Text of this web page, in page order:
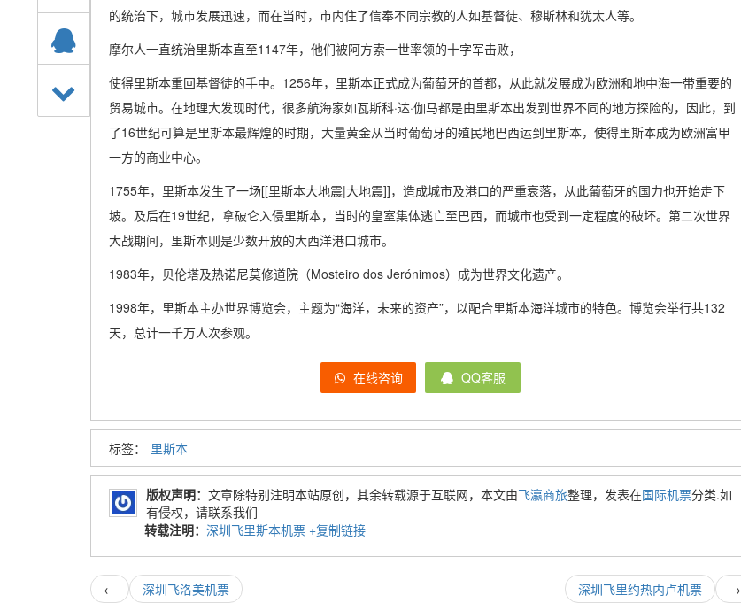
的统治下，城市发展迅速，而在当时，市内住了信奉不同宗教的人如基督徒、穆斯林和犹太人等。
摩尔人一直统治里斯本直至1147年，他们被阿方索一世率领的十字军击败，
使得里斯本重回基督徒的手中。1256年，里斯本正式成为葡萄牙的首都，从此就发展成为欧洲和地中海一带重要的
贸易城市。在地理大发现时代，很多航海家如瓦斯科·达·伽马都是由里斯本出发到世界不同的地方探险的，因此，到
了16世纪可算是里斯本最辉煌的时期，大量黄金从当时葡萄牙的殖民地巴西运到里斯本，使得里斯本成为欧洲富甲
一方的商业中心。
1755年，里斯本发生了一场[[里斯本大地震|大地震]]，造成城市及港口的严重衰落，从此葡萄牙的国力也开始走下
坡。及后在19世纪，拿破仑入侵里斯本，当时的皇室集体逃亡至巴西，而城市也受到一定程度的破坏。第二次世界
大战期间，里斯本则是少数开放的大西洋港口城市。
1983年，贝伦塔及热诺尼莫修道院（Mosteiro dos Jerónimos）成为世界文化遗产。
1998年，里斯本主办世界博览会，主题为“海洋，未来的资产”，以配合里斯本海洋城市的特色。博览会举行共132
天，总计一千万人次参观。
在线咨询 QQ客服
标签： 里斯本
版权声明： 文章除特别注明本站原创，其余转载源于互联网，本文由飞瀛商旅整理，发表在国际机票分类.如
有侵权，请联系我们
转载注明： 深圳飞里斯本机票 +复制链接
← 深圳飞洛美机票 →
深圳飞里约热内卢机票